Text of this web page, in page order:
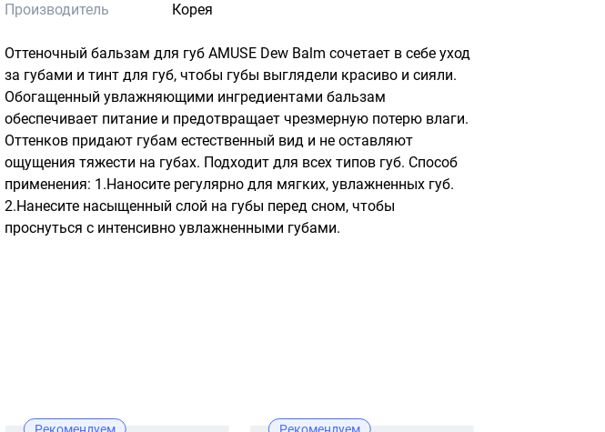
Производитель Корея
Оттеночный бальзам для губ AMUSE Dew Balm сочетает в себе уход
за губами и тинт для губ, чтобы губы выглядели красиво и сияли.
Обогащенный увлажняющими ингредиентами бальзам
обеспечивает питание и предотвращает чрезмерную потерю влаги.
Оттенков придают губам естественный вид и не оставляют
ощущения тяжести на губах. Подходит для всех типов губ. Способ
применения: 1.Наносите регулярно для мягких, увлажненных губ.
2.Нанесите насыщенный слой на губы перед сном, чтобы
проснуться с интенсивно увлажненными губами.